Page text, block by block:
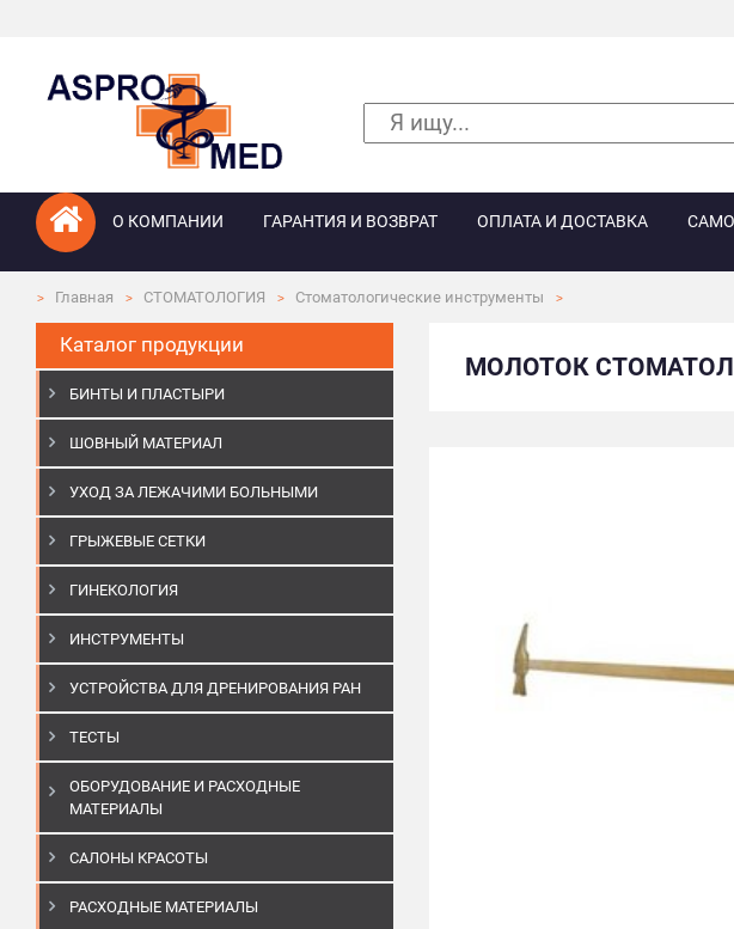
О КОМПАНИИ ГАРАНТИЯ И ВОЗВРАТ ОПЛАТА И ДОСТАВКА
Главная СТОМАТОЛОГИЯ Стоматологические инструменты
Каталог продукции
БИНТЫ И ПЛАСТЫРИ
ШОВНЫЙ МАТЕРИАЛ
УХОД ЗА ЛЕЖАЧИМИ БОЛЬНЫМИ
ГРЫЖЕВЫЕ СЕТКИ
ГИНЕКОЛОГИЯ
ИНСТРУМЕНТЫ
УСТРОЙСТВА ДЛЯ ДРЕНИРОВАНИЯ РАН
ТЕСТЫ
ОБОРУДОВАНИЕ И РАСХОДНЫЕ
МАТЕРИАЛЫ
САЛОНЫ КРАСОТЫ
РАСХОДНЫЕ МАТЕРИАЛЫ
МОЛОТОК